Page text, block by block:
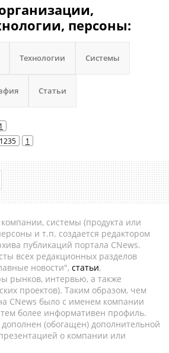
персоны:
Технологии Системы
Статьи
1
1235 1
системы (продукта или
и т.п. создается редактором
публикаций портала CNews.
всех редакционных разделов
новости", статьи,
рынков, интервью, а также
проектов). Таким образом, чем
CNews было с именем компании
тем более информативен профиль.
(обогащен) дополнительной
о компании или